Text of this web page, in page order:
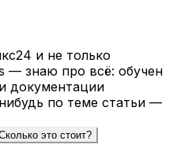
и не только
— знаю про всё: обучен
документации
по теме статьи —
это стоит?